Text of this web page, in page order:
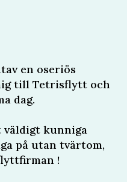
en oseriös
till Tetrisflytt och
dag.
kunniga
på utan tvärtom,
!